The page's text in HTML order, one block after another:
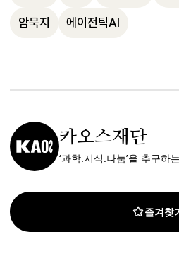
해야 하며 이는 다
암묵지 에이전틱AI
카오스재단
‘과학.지식.나눔’을 추구하
즐겨찾